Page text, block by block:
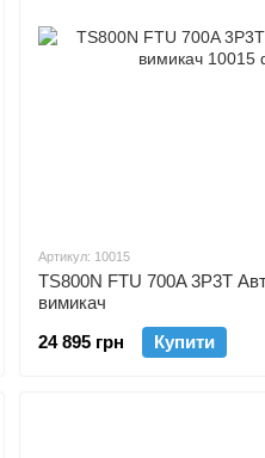
Артикул: 10015
TS800N FTU 700A 3P3T
вимикач
24 895 грн
Купити